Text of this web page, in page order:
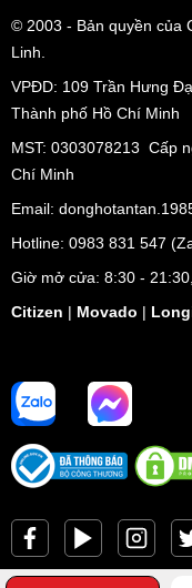
© 2003 - Bản quyền của
Linh.
VPĐD: 109 Trần Hưng
Thành phố Hồ Chí Minh
MST: 0303078213 Cấp
Chí Minh
Email:
Hotline: 0983 831 547
Giờ mở cửa: 8:30 -
Citizen | Movado |